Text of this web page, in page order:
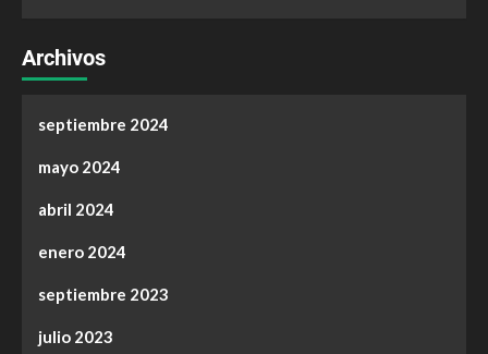
Archivos
septiembre 2024
mayo 2024
abril 2024
enero 2024
septiembre 2023
julio 2023